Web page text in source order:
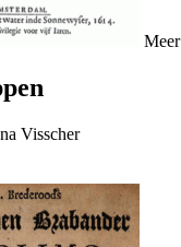
Meer
Visscher